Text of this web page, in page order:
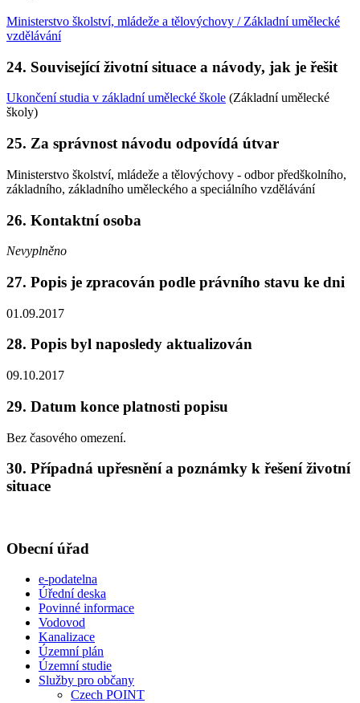
Ministerstvo školství, mládeže a tělovýchovy / Základní umělecké
vzdělávání
24. Související životní situace a návody, jak je řešit
Ukončení studia v základní umělecké škole (Základní umělecké
školy)
25. Za správnost návodu odpovídá útvar
Ministerstvo školství, mládeže a tělovýchovy - odbor předškolního,
základního, základního uměleckého a speciálního vzdělávání
26. Kontaktní osoba
Nevyplněno
27. Popis je zpracován podle právního stavu ke dni
01.09.2017
28. Popis byl naposledy aktualizován
09.10.2017
29. Datum konce platnosti popisu
Bez časového omezení.
30. Případná upřesnění a poznámky k řešení životní
situace
Obecní úřad
e-podatelna
Úřední deska
Povinné informace
Vodovod
Kanalizace
Územní plán
Územní studie
Služby pro občany
Czech POINT